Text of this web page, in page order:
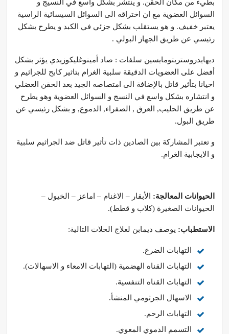
بطيء من مكان الحقن. و ينتشر بشكل واسع في النسيج و
السوائل العضوية مع ان اختراقه الى السوائل السيسائية الراسية
يعتبر خفيف. و هو يستقلب بشكل جزئي في الكبد و يطرح بشكل
رئيسي عن طريق الجهاز البولي .
ديهايدروستربتومايسين سلفات : صاد أمينوغليكوزيدي يؤثر بشكل
أفضل على العضويات الدقيقة سلبية الغرام بتاثير كابح للجراثيم و
احيانا بتأثير قاتل بالإضافة الى امتصاصه الجيد بعد الحقن العضلي
و انتشاره بشكل واسع في النسج و السوائل العضوية وهو يطرح
عن طريق الحليب, العرق , الصفراء, الدموع, و بشكل رئيسي عن
طريق البول.
و تعتبر المشاركة بين الصادين ذات تأثير قاتل ضد الجراثيم سلبية
و الايجابية الغرام.
الحيوانات المعالجة:
الأبقار – الاغنام – اماعز – الخيول –
الحيوانات الصغيرة (كلاب و قطط).
الاستطباب: يوصف ديمابن لعلاج الحلات التالية:
التهابات الضرع.
التهابات القناه الهضمية (التهابات الامعاء و الاسهالات).
التهابات القناه التنفسية.
الاسهال الجرثومي المنشأ.
التهابات الرحم.
التسمم الدموي المعوي.